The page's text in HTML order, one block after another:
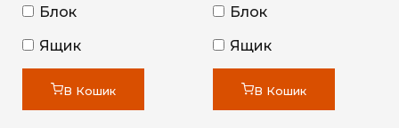
Блок
Ящик
В Кошик
Блок
Ящик
В Кошик